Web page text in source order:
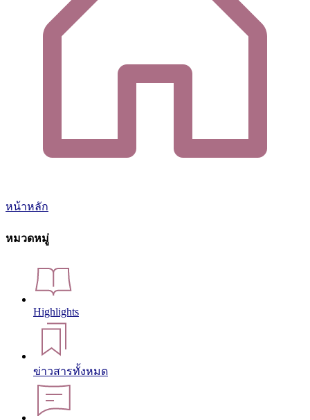
หน้าหลัก
หมวดหมู่
Highlights
ข่าวสารทั้งหมด